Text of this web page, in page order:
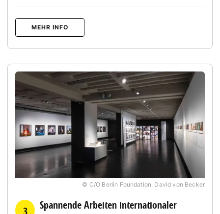
MEHR INFO
© C/O Berlin Foundation, David von Becker
3
Spannende Arbeiten internationaler